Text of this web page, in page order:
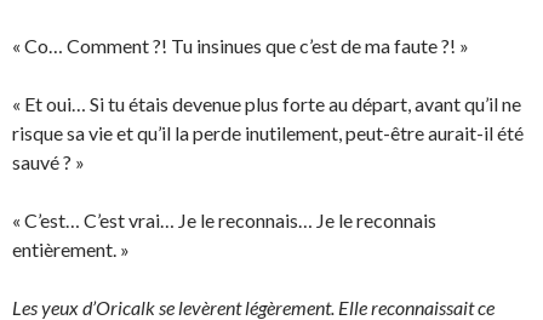
« Co… Comment ?! Tu insinues que c’est de ma faute ?! »
« Et oui… Si tu étais devenue plus forte au départ, avant qu’il ne
risque sa vie et qu’il la perde inutilement, peut-être aurait-il été
sauvé ? »
« C’est… C’est vrai… Je le reconnais… Je le reconnais
entièrement. »
Les yeux d’Oricalk se levèrent légèrement. Elle reconnaissait ce